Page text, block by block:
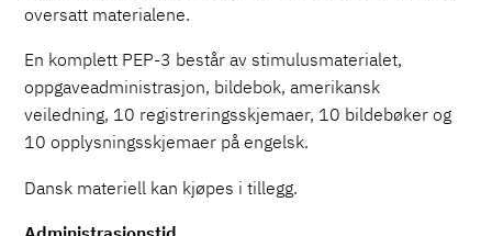
oversatt materialene.
En komplett PEP-3 består av stimulusmaterialet,
oppgaveadministrasjon, bildebok, amerikansk
veiledning, 10 registreringsskjemaer, 10 bildebøker og
10 opplysningsskjemaer på engelsk.
Dansk materiell kan kjøpes i tillegg.